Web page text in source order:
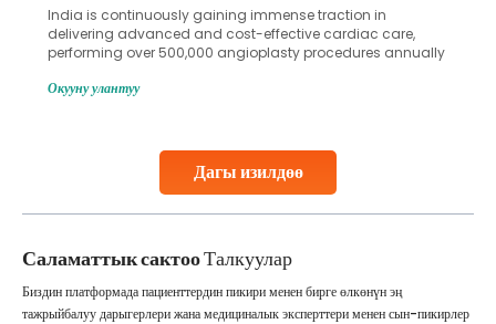
Дагы изилдөө
India is continuously gaining immense traction in
delivering advanced and cost-effective cardiac care,
performing over 500,000 angioplasty procedures annually
globe are searching for treatments like angioplasty and
Studies, such as one published
Окууну улантуу
Саламаттык сактооТалкуулар
Биздин платформада пациенттердин пикири менен бирге өлкөнүн эң
тажрыйбалуу дарыгерлери жана медициналык эксперттери менен сын-пикирлер